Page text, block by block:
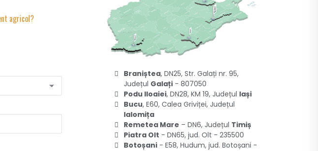
Braniștea, DN25, Str. Galați nr. 95,
Județul Galați - 807050
Podu Iloaiei, DN28, KM 19, Județul Iași
Bucu, E60, Calea Griviței, Județul
Ialomița
Remetea Mare – DN6, Județul Timiș
Piatra Olt - DN65, jud. Olt - 235500
Botoșani - E58, Hudum, jud. Botoșani -